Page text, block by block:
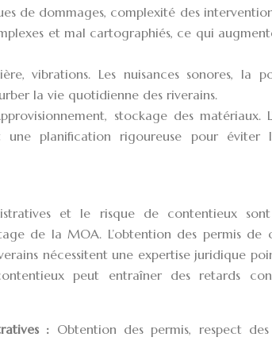
de dommages, complexité des
et mal cartographiés, ce qui
vibrations. Les nuisances sonores, la
la vie quotidienne des riverains.
stockage des matériaux.
une planification rigoureuse pour
et le risque de contentieux
de la MOA. L’obtention des permis de
nécessitent une expertise juridique
peut entraîner des retards
: Obtention des permis, respect